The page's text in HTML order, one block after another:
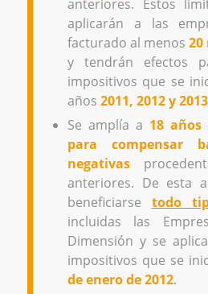
anteriores. Estos
aplicarán a las
facturado al menos 20
y tendrán efectos
impositivos que se
años 2011, 2012 y 2013
Se amplía a 18
para compensar
negativas
anteriores. De esta
beneficiarse todo
incluidas las
Dimensión y se
impositivos que se
de enero de 2012.